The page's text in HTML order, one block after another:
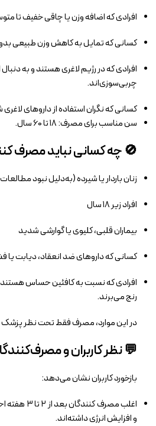
افرادی که اضافه‌ وزن یا چاقی خفیف تا
کسانی که تمایل به کاهش وزن طبیعی
افرادی که در رژیم لاغری هستند و به
چربی‌سوزی‌اند.
کسانی که نگران استفاده از داروهای
سن مناسب برای مصرف: ۱۸ تا ۶۰ سال.
🚫 چه کسانی نباید مصرف
زنان باردار یا شیرده (به‌دلیل نبود
افراد زیر ۱۸ سال
بیماران قلبی، کلیوی یا گوارشی شدید
کسانی که داروهای ضد انعقاد، دیابت
افرادی که نسبت به کافئین حساس هستند
رنج می‌برند.
در این موارد، مصرف فقط تحت نظر
💬 نظر کاربران و
بازخورد کاربران نشان می‌دهد:
اغلب مصرف‌
و افزایش انرژی داشته‌اند.